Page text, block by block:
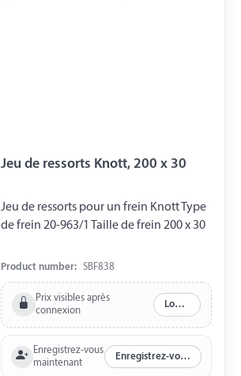
Jeu de ressorts Knott, 200 x 30
Jeu de ressorts pour un frein Knott Type
de frein 20-963/1 Taille de frein 200 x 30
Product number: SBF838
Prix visibles après
connexion
Log in
Enregistrez-vous
maintenant
Enregistrez-vous maintenant